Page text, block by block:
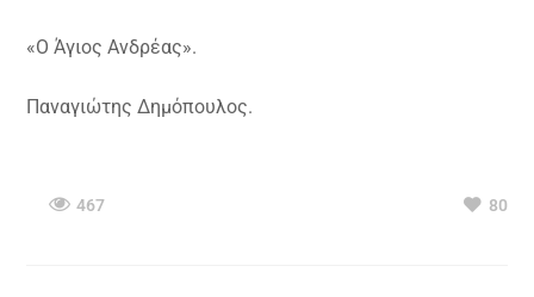
«Ο Άγιος Ανδρέας».
Παναγιώτης Δημόπουλος.
467 80